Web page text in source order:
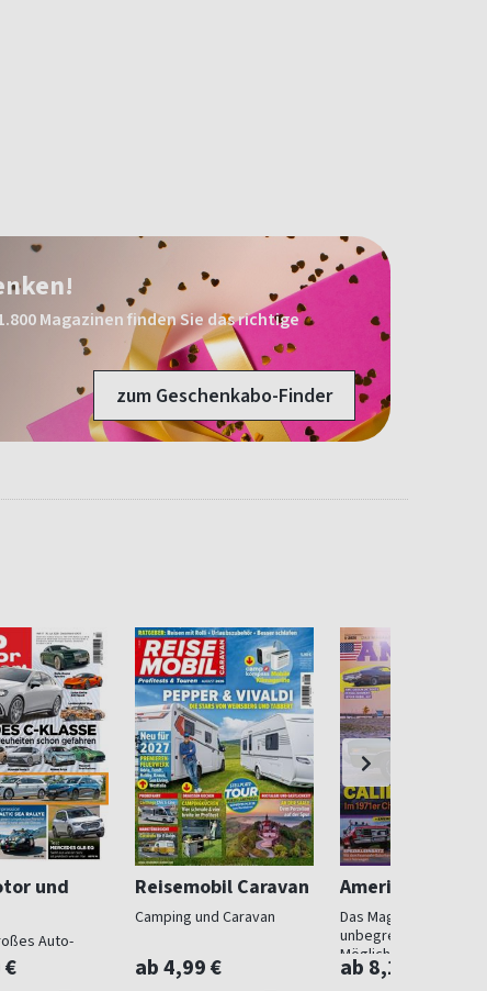
Magazinen finden Sie das richtige
zum Geschenkabo-Finder
und
Auto-
Reisemobil Caravan
Camping und Caravan
ab 4,99 €
American
Das Magazin der
unbegrenzten
Möglichkeiten
ab 8,17 €